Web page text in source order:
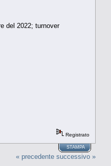
del 2022; turnover
Registrato
STAMPA
« precedente successivo »